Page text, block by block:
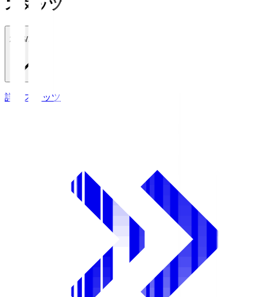
スタッツ
2026/27
詳細スタッツ